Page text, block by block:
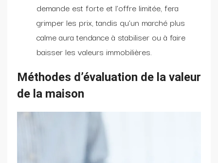
demande est forte et l’offre limitée, fera
grimper les prix, tandis qu’un marché plus
calme aura tendance à stabiliser ou à faire
baisser les valeurs immobilières.
Méthodes d’évaluation de la valeur
de la maison